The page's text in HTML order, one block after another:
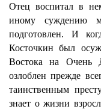
Отец воспитал в
иному суждению
подготовлен. И
Косточкин был
Востока на Очень
озлоблен прежде
таинственным
знает о жизни